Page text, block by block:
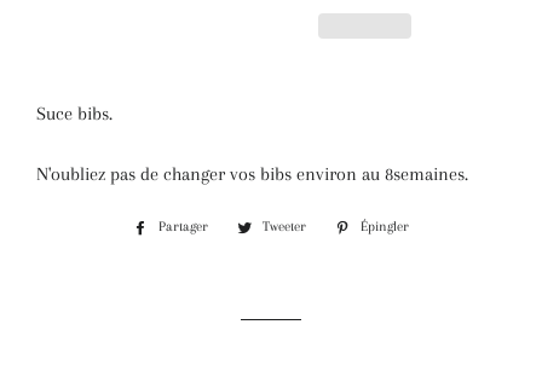
Suce bibs.
N'oubliez pas de changer vos bibs environ au 8semaines.
Partager
PartagerTweeter
Tweeter Épingler